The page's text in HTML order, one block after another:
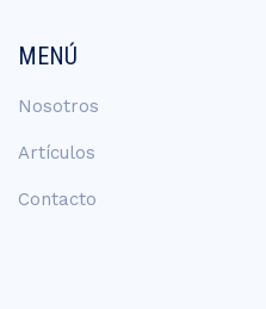
MENÚ
Nosotros
Artículos
Contacto